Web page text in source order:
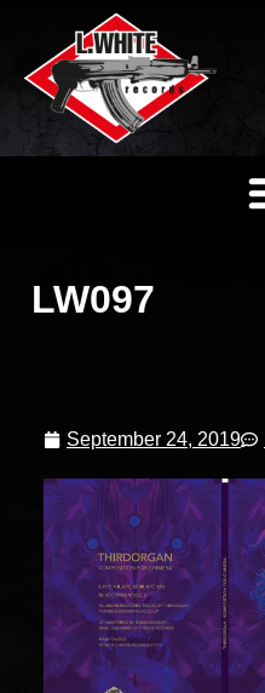
LW097
September 24, 2019